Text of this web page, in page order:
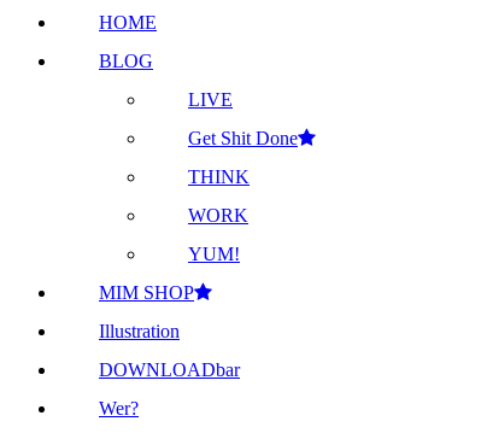
HOME
BLOG
LIVE
Get Shit Done
THINK
WORK
YUM!
MIM SHOP
Illustration
DOWNLOADbar
Wer?